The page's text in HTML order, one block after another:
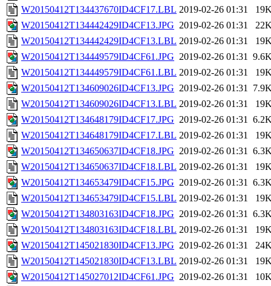
W20150412T134437670ID4CF17.LBL 2019-02-26 01:31
W20150412T134442429ID4CF13.JPG 2019-02-26 01:31
W20150412T134442429ID4CF13.LBL 2019-02-26 01:31
W20150412T134449579ID4CF61.JPG 2019-02-26 01:31
W20150412T134449579ID4CF61.LBL 2019-02-26 01:31
W20150412T134609026ID4CF13.JPG 2019-02-26 01:31
W20150412T134609026ID4CF13.LBL 2019-02-26 01:31
W20150412T134648179ID4CF17.JPG 2019-02-26 01:31
W20150412T134648179ID4CF17.LBL 2019-02-26 01:31
W20150412T134650637ID4CF18.JPG 2019-02-26 01:31
W20150412T134650637ID4CF18.LBL 2019-02-26 01:31
W20150412T134653479ID4CF15.JPG 2019-02-26 01:31
W20150412T134653479ID4CF15.LBL 2019-02-26 01:31
W20150412T134803163ID4CF18.JPG 2019-02-26 01:31
W20150412T134803163ID4CF18.LBL 2019-02-26 01:31
W20150412T145021830ID4CF13.JPG 2019-02-26 01:31
W20150412T145021830ID4CF13.LBL 2019-02-26 01:31
W20150412T145027012ID4CF61.JPG 2019-02-26 01:31